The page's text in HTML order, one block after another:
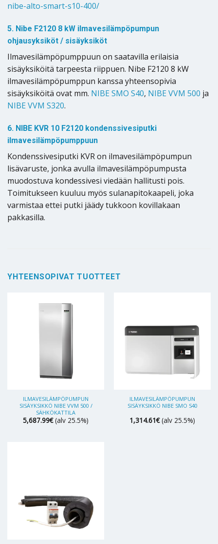
nibe-alto-smart-s10-400/
5. Nibe F2120 8 kW ilmavesilämpöpumpun
ohjausyksiköt / sisäyksiköt
Ilmavesilämpöpumppuun on saatavilla erilaisia
sisäyksiköitä tarpeesta riippuen. Nibe F2120 8 kW
ilmavesilämpöpumppun kanssa yhteensopivia
sisäyksiköitä ovat mm. NIBE SMO S40, NIBE VVM 500 ja
NIBE VVM S320.
6. NIBE KVR 10 F2120 kondenssivesiputki
ilmavesilämpöpumppuun
Kondenssivesiputki KVR on ilmavesilämpöpumpun
lisävaruste, jonka avulla ilmavesilämpöpumpusta
muodostuva kondessivesi viedään hallitusti pois.
Toimitukseen kuuluu myös sulanapitokaapeli, joka
varmistaa ettei putki jäädy tukkoon kovillakaan
pakkasilla.
YHTEENSOPIVAT TUOTTEET
ILMAVESILÄMPÖPUMPUN
SISÄYKSIKKÖ NIBE VVM 500 /
SÄHKÖKATTILA
5,687.99€ (alv 25.5%)
ILMAVESILÄMPÖPUMPUN
SISÄYKSIKKÖ NIBE SMO S40
1,314.61€ (alv 25.5%)